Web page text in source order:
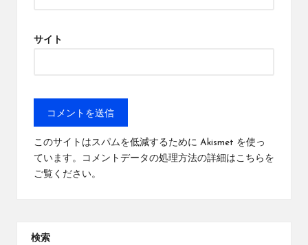
サイト
このサイトはスパムを低減するために Akismet を使っ
ています。
コメントデータの処理方法の詳細はこちらを
ご覧ください。
検索